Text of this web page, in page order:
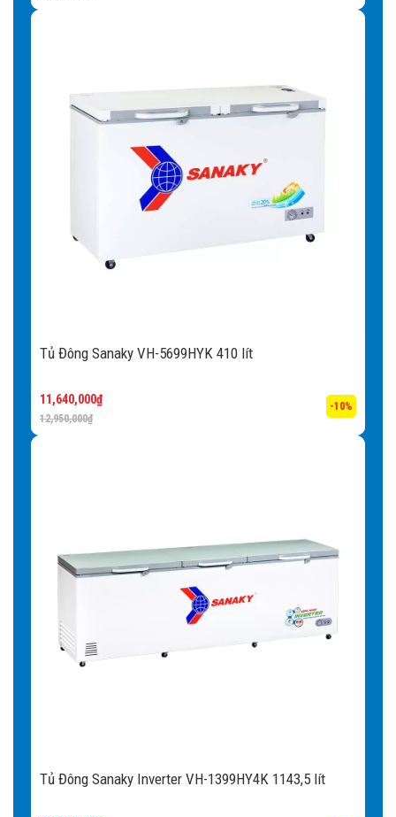
Tủ Đông Sanaky VH-5699HYK 410 lít
12,950,000₫
11,640,000₫
-10%
Tủ Đông Sanaky Inverter VH-1399HY4K 1143,5 lít